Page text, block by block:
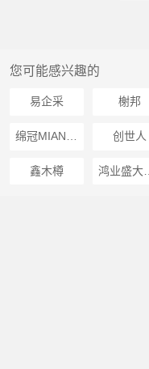
您可能感兴趣的
易企采 榭邦
创世人
鑫木樽 鸿业盛大HONG YE SHENG DA